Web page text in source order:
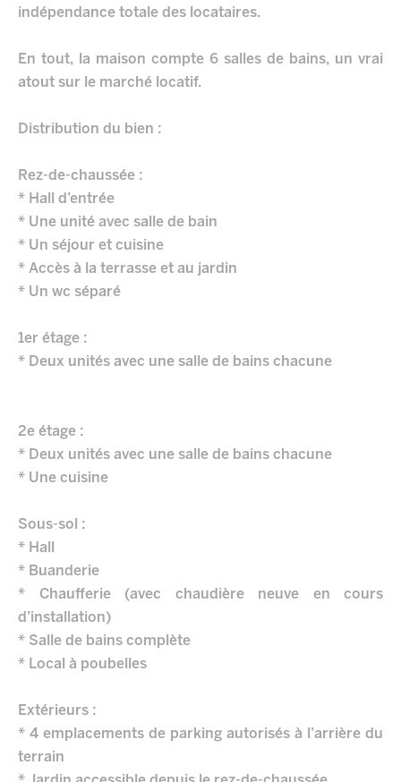
indépendance totale des locataires.
En tout, la maison compte 6 salles de bains, un vrai
atout sur le marché locatif.
Distribution du bien :
Rez-de-chaussée :
* Hall d’entrée
* Une unité avec salle de bain
* Un séjour et cuisine
* Accès à la terrasse et au jardin
* Un wc séparé
1er étage :
* Deux unités avec une salle de bains chacune
2e étage :
* Deux unités avec une salle de bains chacune
* Une cuisine
Sous-sol :
* Hall
* Buanderie
* Chaufferie (avec chaudière neuve en cours
d’installation)
* Salle de bains complète
* Local à poubelles
Extérieurs :
* 4 emplacements de parking autorisés à l’arrière du
terrain